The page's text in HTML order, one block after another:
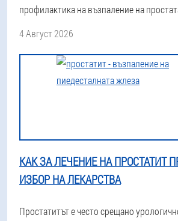
профилактика на възпаление на
4 Август 2026
КАК ЗА ЛЕЧЕНИЕ НА ПРОСТАТИТ
ИЗБОР НА ЛЕКАРСТВА
Простатитът е често срещано